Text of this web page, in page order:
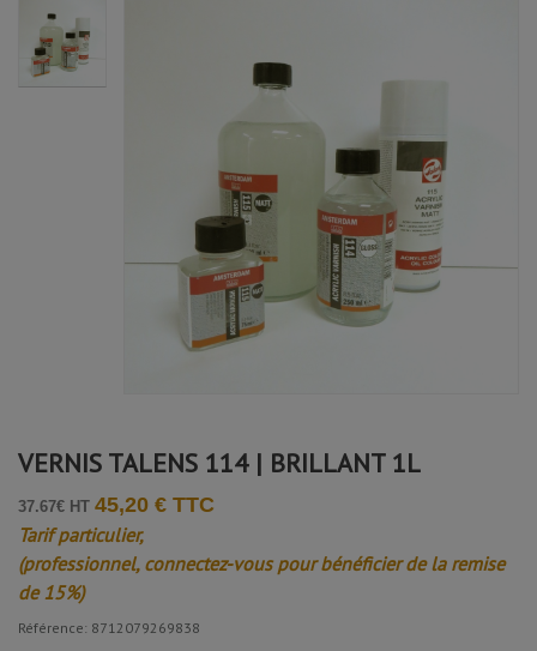
VERNIS TALENS 114 | BRILLANT 1L
37.67€ HT 45,20 € TTC
Tarif particulier,
(professionnel, connectez-vous pour bénéficier de la remise
de 15%)
Référence: 8712079269838